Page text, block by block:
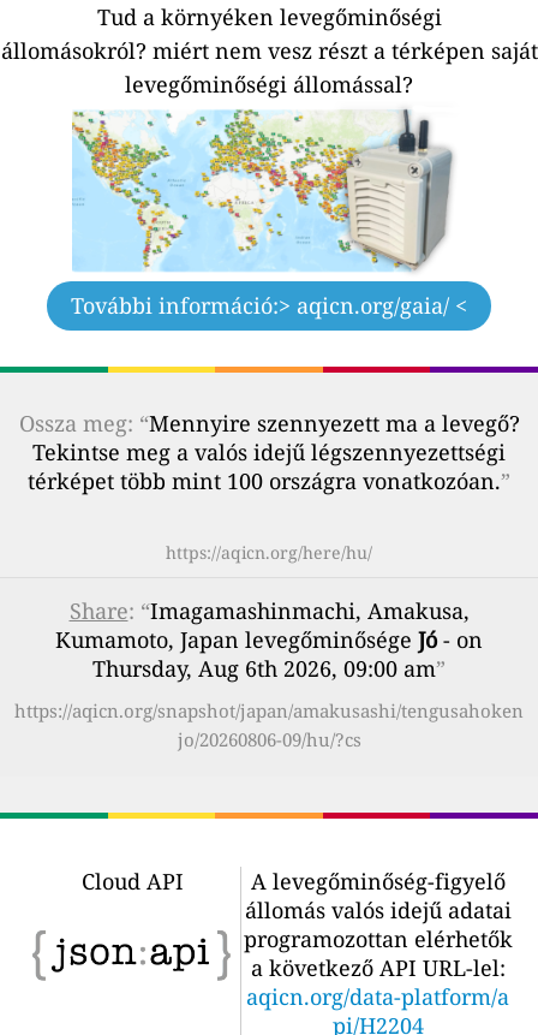
Tud a környéken levegőminőségi
állomásokról? miért nem vesz részt a térképen saját
levegőminőségi állomással?
További információ:> aqicn.org/gaia/ <
Ossza meg: “Mennyire szennyezett ma a levegő?
Tekintse meg a valós idejű légszennyezettségi
térképet több mint 100 országra vonatkozóan.”
https://aqicn.org/here/hu/
Share: “Imagamashinmachi, Amakusa,
Kumamoto, Japan levegőminősége Jó- on
Thursday, Aug 6th 2026, 09:00 am”
https://aqicn.org/snapshot/japan/amakusashi/tengusahoken
jo/20260806-09/hu/?cs
Cloud API
A levegőminőség-figyelő
állomás valós idejű adatai
programozottan elérhetők
a következő API URL-lel:
aqicn.org/data-platform/a
pi/H2204